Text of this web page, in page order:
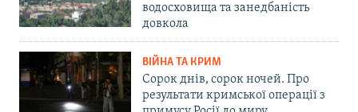
водосховища та занедбаність
довкола
ВІЙНА ТА КРИМ
Сорок днів, сорок ночей. Про
результати кримської операції з